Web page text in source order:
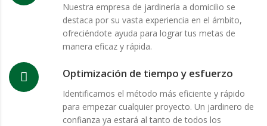
Nuestra empresa de jardinería a domicilio se
destaca por su vasta experiencia en el ámbito,
ofreciéndote ayuda para lograr tus metas de
manera eficaz y rápida.
Optimización de tiempo y esfuerzo
Identificamos el método más eficiente y rápido
para empezar cualquier proyecto. Un jardinero de
confianza ya estará al tanto de todos los